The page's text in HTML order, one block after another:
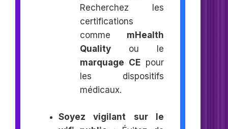
Recherchez les
certifications
comme mHealth
Quality ou le
marquage CE pour
les dispositifs
médicaux.
Soyez vigilant sur le